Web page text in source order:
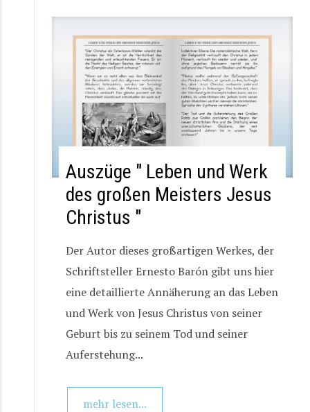
Auszüge " Leben und Werk
des großen Meisters Jesus
Christus "
Der Autor dieses großartigen Werkes, der
Schriftsteller Ernesto Barón gibt uns hier
eine detaillierte Annäherung an das Leben
und Werk von Jesus Christus von seiner
Geburt bis zu seinem Tod und seiner
Auferstehung...
mehr lesen...